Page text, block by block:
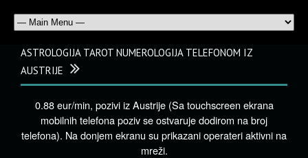
ASTROLOGIJA TAROT NUMEROLOGIJA TELEFONOM IZ
AUSTRIJE
0.88 eur/min, pozivi iz Austrije (Sa touchscreen ekrana
mobilnih telefona poziv se ostvaruje dodirom na broj
telefona). Na donjem ekranu su prikazani operateri aktivni na
mreži.